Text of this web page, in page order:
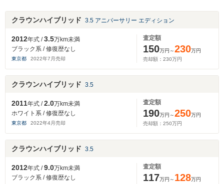
クラウンハイブリッド 3.5 アニバーサリー エディション
2012年式 /3.5万km未満
ブラック系 / 修復歴なし
東京都 2022年7 月売却
査定額
150万円～230万円
売却額： 230万円
クラウンハイブリッド 3.5
2011年式 /2.0万km未満
ホワイト系 / 修復歴なし
東京都 2022年4月売却
査定額
190万円～250万円
売却額： 250万円
クラウンハイブリッド 3.5
2012年式 /9.0万km未満
ブラック系 / 修復歴なし
査定額
117万円～ 128万円